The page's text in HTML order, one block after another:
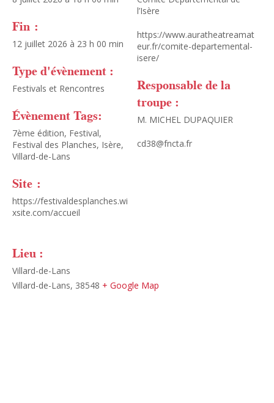
Fin :
12 juillet 2026 à 23 h 00 min
Type d'évènement :
Festivals et Rencontres
Évènement Tags:
7ème édition, Festival,
Festival des Planches, Isère,
Villard-de-Lans
Site :
https://festivaldesplanches.wi
xsite.com/accueil
l’Isère
https://www.auratheatreamat
eur.fr/comite-departemental-
isere/
Responsable de la
troupe :
M. MICHEL DUPAQUIER
cd38@fncta.fr
Lieu :
Villard-de-Lans
Villard-de-Lans, 38548 + Google Map